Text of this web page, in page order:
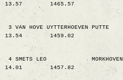
13.57
1465.57
3 VAN HOVE UYTTERHOEVEN PUTTE
13.54
1459.02
4 SMETS LEO MORKHOVEN
14.01
1457.82